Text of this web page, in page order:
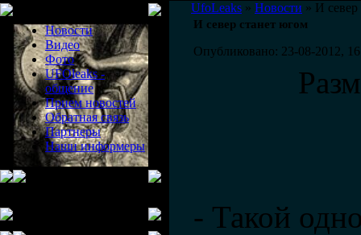
Новости
Видео
Фото
UFOleaks -
общение
Прием новостей
Обратная связь
Партнеры
Наши информеры
UfoLeaks » Новости » И
И север станет югом
Опубликовано: 23-08-2012,
- Такой